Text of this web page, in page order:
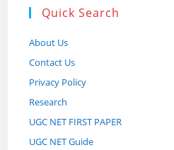
Quick Search
About Us
Contact Us
Privacy Policy
Research
UGC NET FIRST PAPER
UGC NET Guide